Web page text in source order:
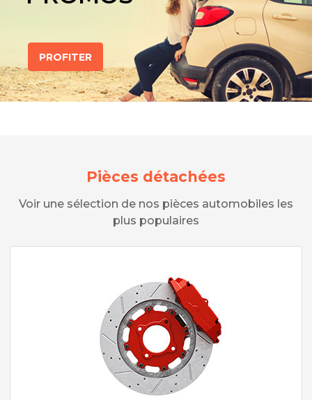
PROFITER
Pièces détachées
Voir une sélection de nos pièces automobiles les
plus populaires